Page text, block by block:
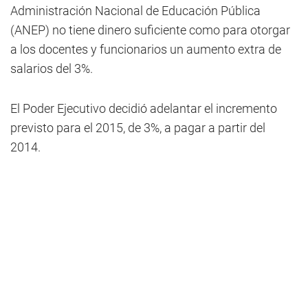
Administración Nacional de Educación Pública
(ANEP) no tiene dinero suficiente como para otorgar
a los docentes y funcionarios un aumento extra de
salarios del 3%.
El Poder Ejecutivo decidió adelantar el incremento
previsto para el 2015, de 3%, a pagar a partir del
2014.